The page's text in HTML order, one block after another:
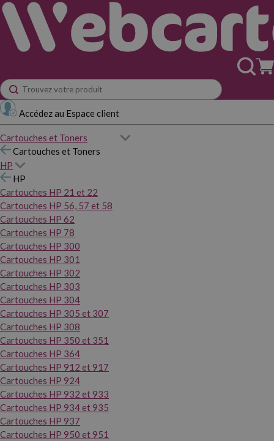
Accédez au Espace client
Cartouches et Toners
Cartouches et Toners
HP
HP
Cartouches HP 21 et 22
Cartouches HP 56, 57 et 58
Cartouches HP 62
Cartouches HP 78
Cartouches HP 300
Cartouches HP 301
Cartouches HP 302
Cartouches HP 303
Cartouches HP 304
Cartouches HP 305 et 307
Cartouches HP 308
Cartouches HP 350 et 351
Cartouches HP 364
Cartouches HP 912 et 917
Cartouches HP 924
Cartouches HP 932 et 933
Cartouches HP 934 et 935
Cartouches HP 937
Cartouches HP 950 et 951